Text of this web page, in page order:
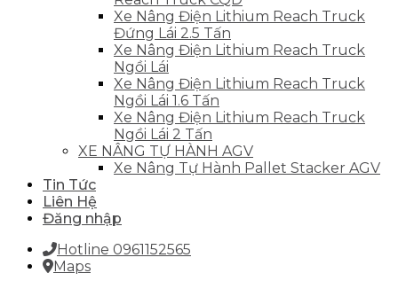
Xe Nâng Điện Lithium Reach Truck
Đứng Lái 2.5 Tấn
Xe Nâng Điện Lithium Reach Truck
Ngồi Lái
Xe Nâng Điện Lithium Reach Truck
Ngồi Lái 1.6 Tấn
Xe Nâng Điện Lithium Reach Truck
Ngồi Lái 2 Tấn
XE NÂNG TỰ HÀNH AGV
Xe Nâng Tự Hành Pallet Stacker AGV
Tin Tức
Liên Hệ
Đăng nhập
Hotline 0961152565
Maps